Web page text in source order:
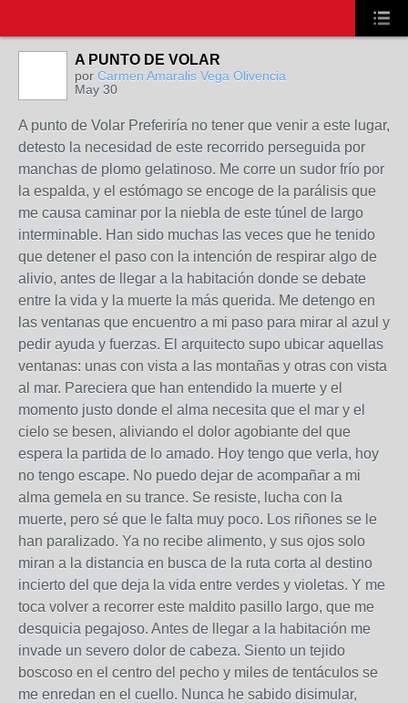
A PUNTO DE VOLAR
por Carmen Amaralis Vega Olivencia
May 30
A punto de Volar Preferiría no tener que venir a este lugar,
detesto la necesidad de este recorrido perseguida por
manchas de plomo gelatinoso. Me corre un sudor frío por
la espalda, y el estómago se encoge de la parálisis que
me causa caminar por la niebla de este túnel de largo
interminable. Han sido muchas las veces que he tenido
que detener el paso con la intención de respirar algo de
alivio, antes de llegar a la habitación donde se debate
entre la vida y la muerte la más querida. Me detengo en
las ventanas que encuentro a mi paso para mirar al azul y
pedir ayuda y fuerzas. El arquitecto supo ubicar aquellas
ventanas: unas con vista a las montañas y otras con vista
al mar. Pareciera que han entendido la muerte y el
momento justo donde el alma necesita que el mar y el
cielo se besen, aliviando el dolor agobiante del que
espera la partida de lo amado. Hoy tengo que verla, hoy
no tengo escape. No puedo dejar de acompañar a mi
alma gemela en su trance. Se resiste, lucha con la
muerte, pero sé que le falta muy poco. Los riñones se le
han paralizado. Ya no recibe alimento, y sus ojos solo
miran a la distancia en busca de la ruta corta al destino
incierto del que deja la vida entre verdes y violetas. Y me
toca volver a recorrer este maldito pasillo largo, que me
desquicia pegajoso. Antes de llegar a la habitación me
invade un severo dolor de cabeza. Siento un tejido
boscoso en el centro del pecho y miles de tentáculos se
me enredan en el cuello. Nunca he sabido disimular,